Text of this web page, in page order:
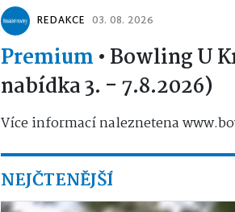
REDAKCE 03. 08. 2026
Premium • Bowling U
nabídka 3. - 7.8.2026)
Více informací naleznetena
NEJČTENĚJŠÍ